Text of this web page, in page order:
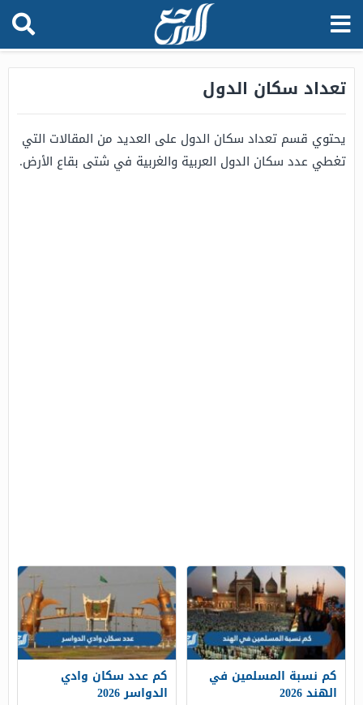
تعداد سكان الدول
يحتوي قسم تعداد سكان الدول على العديد من المقالات التي
تغطي عدد سكان الدول العربية والغربية في شتى بقاع الأرض.
كم نسبة المسلمين في
الهند 2026
كم عدد سكان وادي
الدواسر 2026